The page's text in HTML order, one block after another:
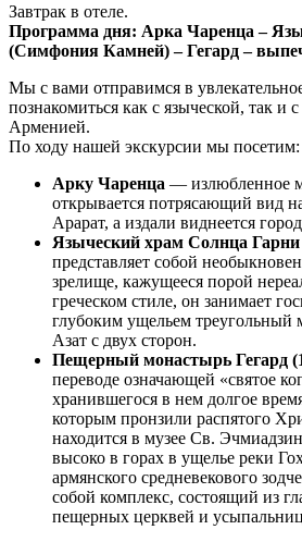
Завтрак в отеле.
Программа дня: Арка Чаренца –
(Симфония Камней) – Гегард –
Мы с вами отправимся в
познакомиться как с языческой, так и
Арменией.
По ходу нашей экскурсии мы посетим:
Арку Чаренца — излюбленное
открывается потрясающий вид
Арарат, а издали виднеется
Языческий храм Солнца Гарни
представляет собой
зрелище, кажущееся порой
греческом стиле, он занимает
глубоким ущельем треугольный
Азат с двух сторон.
Пещерный монастырь Гегард
переводе означающей «святое
хранившегося в нем долгое
которым пронзили распятого
находится в музее Св.
высоко в горах в ущелье реки
армянского средневекового
собой комплекс, состоящий из
пещерных церквей и